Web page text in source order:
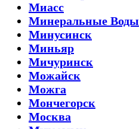
Миасс
Минеральные Воды
Минусинск
Миньяр
Мичуринск
Можайск
Можга
Мончегорск
Москва